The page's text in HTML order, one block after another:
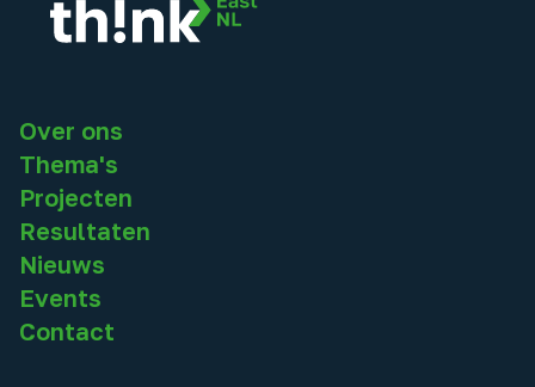
Over ons
Thema's
Projecten
Resultaten
Nieuws
Events
Contact